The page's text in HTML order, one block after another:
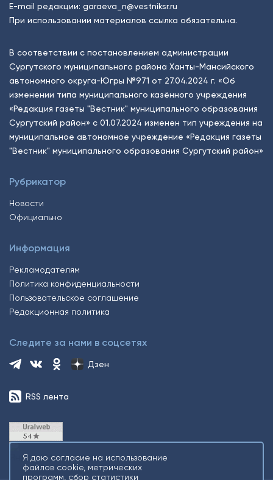
E-mail редакции: garaeva_n@vestniksr.ru
При использовании материалов ссылка обязательна.
В соответствии с постановлением администрации
Сургутского муниципального района Ханты-Мансийского
автономного округа-Югры №971 от 27.04.2024 г. «Об
изменении типа муниципального казённого учреждения
«Редакция газеты "Вестник" муниципального образования
Сургутский район» с 01.07.2024 изменен тип учреждения на
муниципальное автономное учреждение «Редакция газеты
"Вестник" муниципального образования Сургутский район»
Рубрикатор
Новости
Официально
Информация
Рекламодателям
Политика конфиденциальности
Пользовательское соглашение
Редакционная политика
Следите за нами в соцсетях
Дзен
RSS лента
Я даю согласие на использование
файлов cookie, метрических
программ, сбор статистики